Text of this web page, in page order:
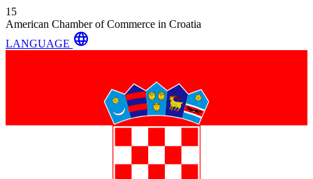
15
American Chamber of Commerce in Croatia
LANGUAGE language